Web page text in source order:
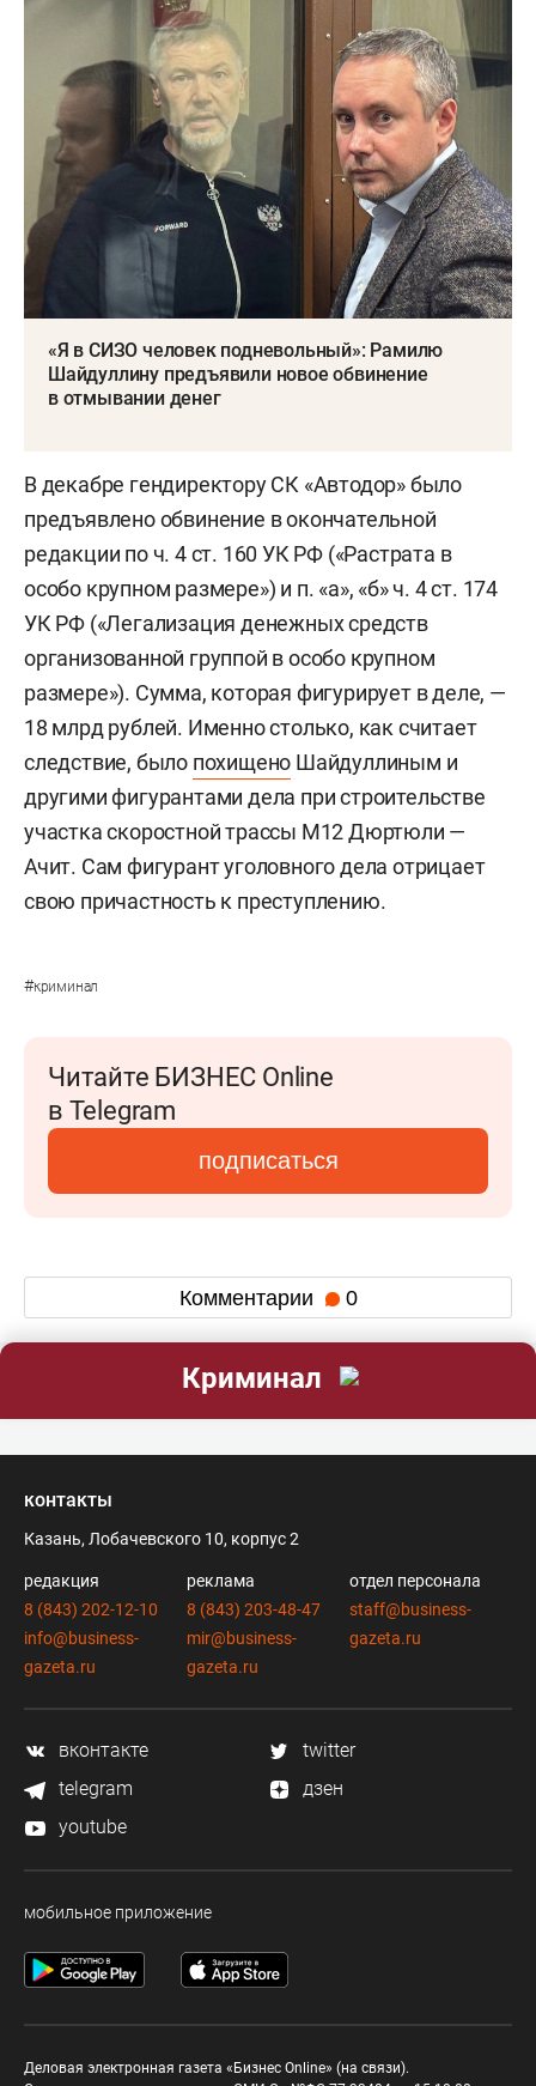
«Я в СИЗО человек подневольный»: Рамилю
Шайдуллину предъявили новое обвинение
в отмывании денег
В декабре гендиректору СК «Автодор» было
предъявлено обвинение в окончательной
редакции по ч. 4 ст. 160 УК РФ («Растрата в
особо крупном размере») и п. «а», «б» ч. 4 ст. 174
УК РФ («Легализация денежных средств
организованной группой в особо крупном
размере»). Сумма, которая фигурирует в деле, —
18 млрд рублей. Именно столько, как считает
следствие, было похищено Шайдуллиным и
другими фигурантами дела при строительстве
участка скоростной трассы М12 Дюртюли —
Ачит. Сам фигурант уголовного дела отрицает
свою причастность к преступлению.
#криминал
Читайте БИЗНЕС Online
в Telegram
подписаться
Комментарии 0
Криминал
контакты
Казань, Лобачевского 10, корпус 2
редакция
8 (843) 202-12-10
info@business-
gazeta.ru
реклама
8 (843) 203-48-47
mir@business-
gazeta.ru
отдел персонала
staff@business-
gazeta.ru
вконтакте
twitter
telegram
дзен
youtube
мобильное приложение
Деловая электронная газета «Бизнес Online» (на связи).